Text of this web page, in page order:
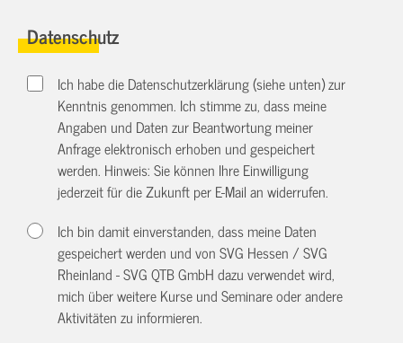
Datenschutz
Ich habe die Datenschutzerklärung (siehe unten) zur
Kenntnis genommen. Ich stimme zu, dass meine
Angaben und Daten zur Beantwortung meiner
Anfrage elektronisch erhoben und gespeichert
werden. Hinweis: Sie können Ihre Einwilligung
jederzeit für die Zukunft per E-Mail anwiderrufen.
Ich bin damit einverstanden, dass meine Daten
gespeichert werden und von SVG Hessen / SVG
Rheinland - SVG QTB GmbH dazu verwendet wird,
mich über weitere Kurse und Seminare oder andere
Aktivitäten zu informieren.